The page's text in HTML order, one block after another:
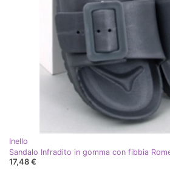
Inello
Sandalo Infradito in gomma con fibbia
17,48 €